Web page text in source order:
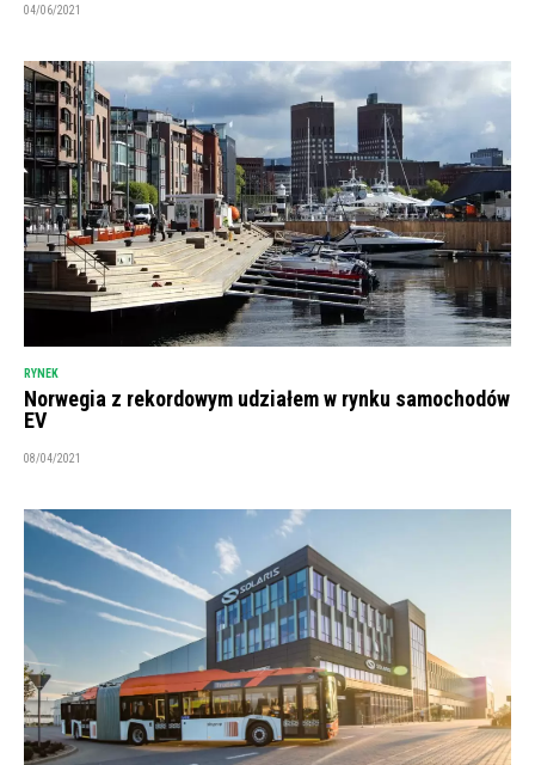
04/06/2021
RYNEK
Norwegia z rekordowym udziałem w rynku samochodów
EV
08/04/2021